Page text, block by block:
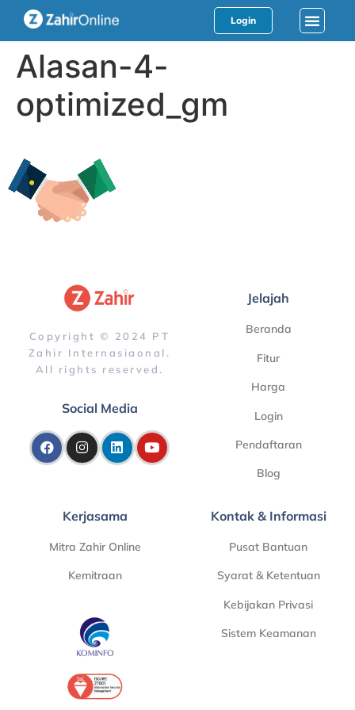
Login
Alasan-4-
optimized_gm
Copyright © 2024 PT
Zahir Internasiaonal.
All rights reserved.
Social Media
Jelajah
Beranda
Fitur
Harga
Login
Pendaftaran
Blog
Kerjasama
Mitra Zahir Online
Kemitraan
Kontak & Informasi
Pusat Bantuan
Syarat & Ketentuan
Kebijakan Privasi
Sistem Keamanan